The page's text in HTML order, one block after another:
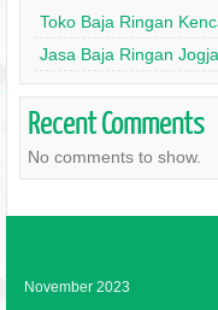
Toko Baja Ringan
Jasa Baja Ringan Jogja
Recent Comments
No comments to show.
November 2023